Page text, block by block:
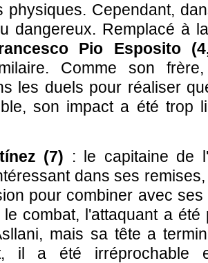
physiques. Cependant,
dangereux. Remplacé à
Pio Esposito
Comme son
les duels pour réaliser
son impact a été trop
(7) : le capitaine de
dans ses
pour combiner avec ses
combat, l'attaquant a
mais sa tête a
il a été irréprochable